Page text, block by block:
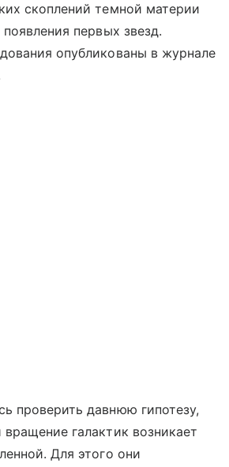
скоплений темной материи
первых звезд.
опубликованы в журнале
проверить давнюю гипотезу,
вращение галактик возникает
Для этого они